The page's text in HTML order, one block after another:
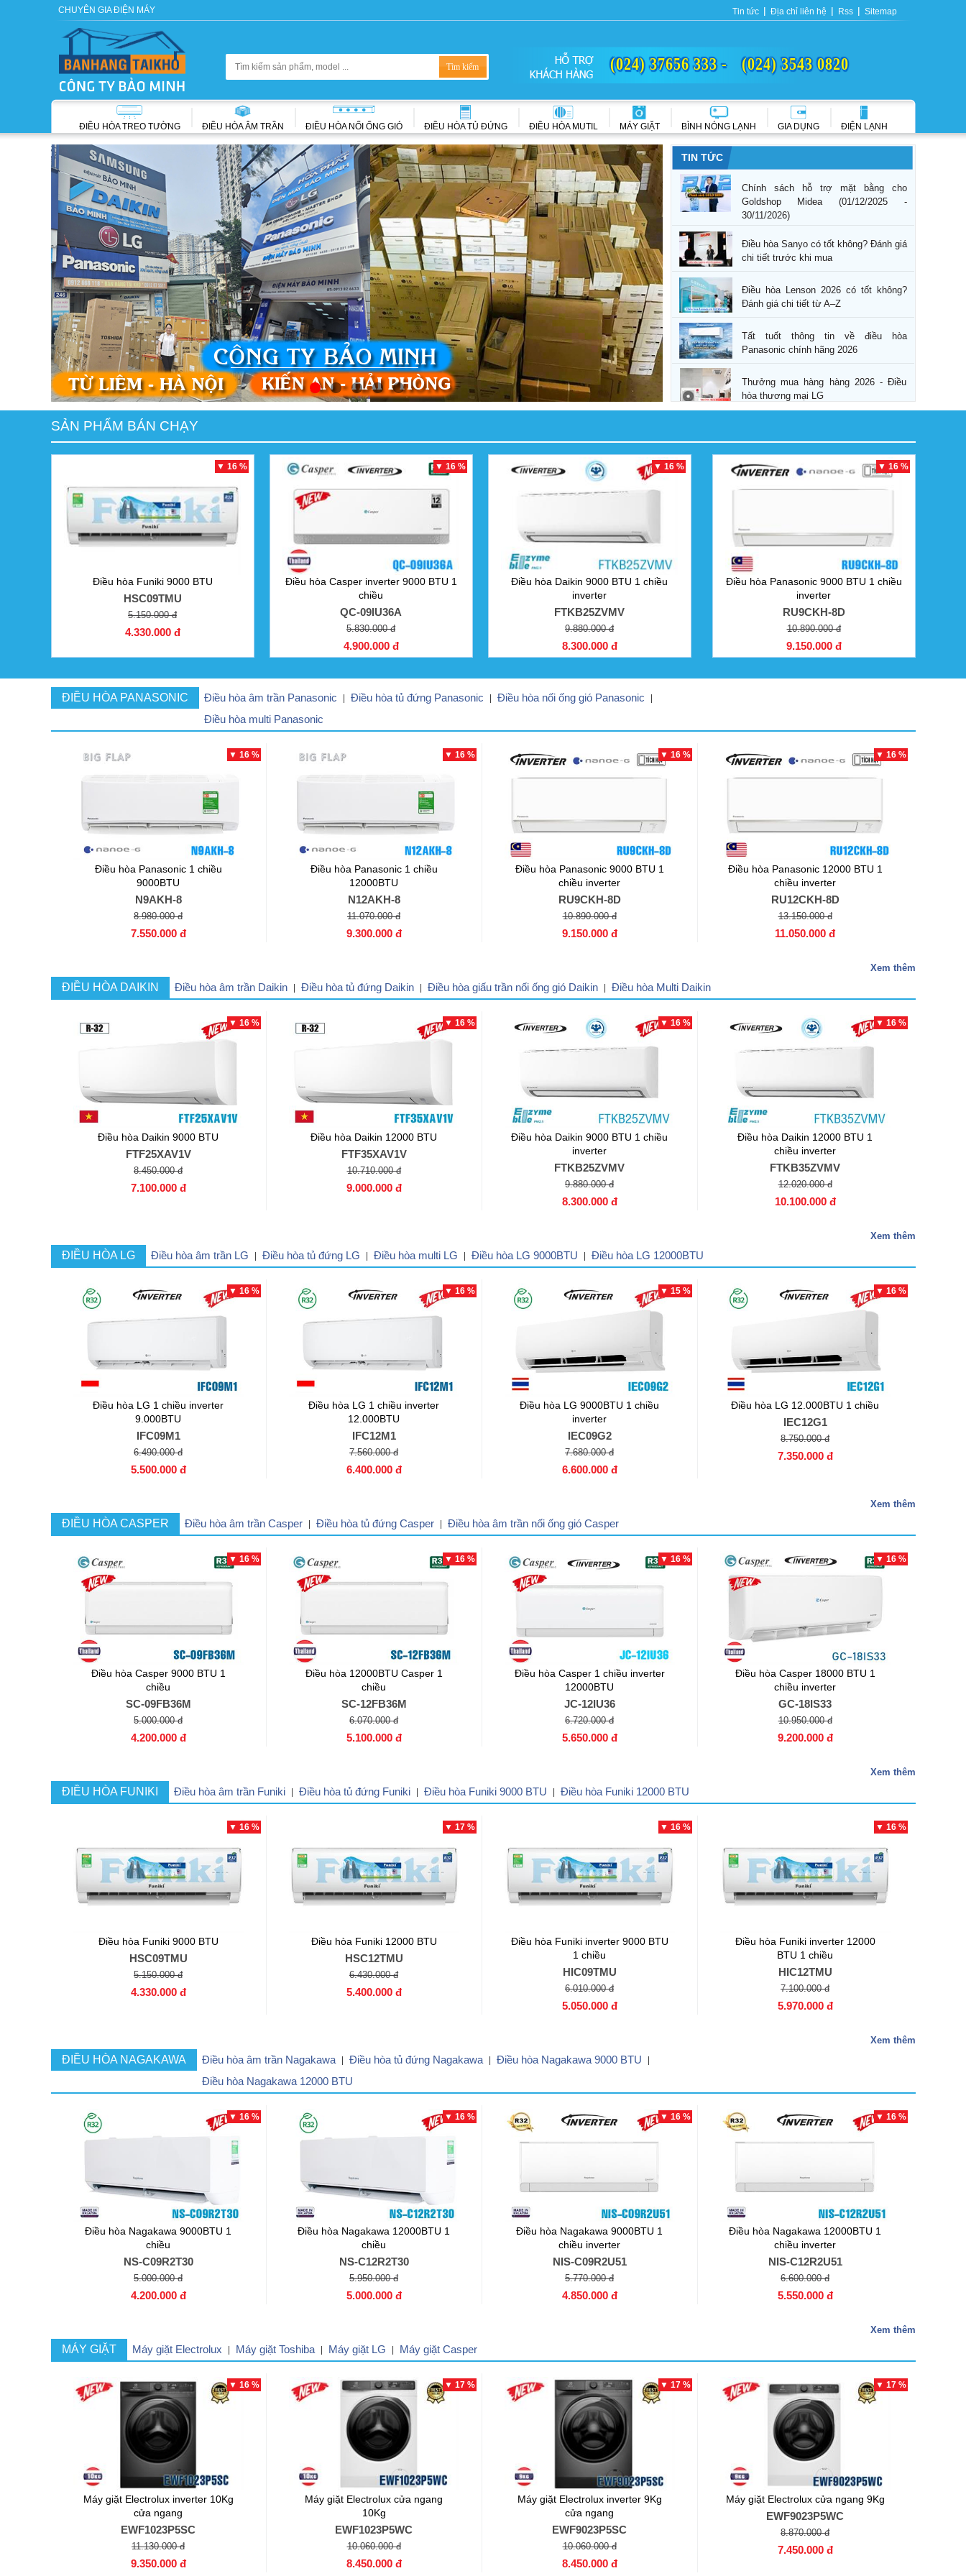
CHUYÊN GIA ĐIỆN MÁY Tin tức Địa chỉ liên hệ Rss Sitemap
(024) 37656 333 - (024) 3543 0820
ĐIỀU HÒA TREO TƯỜNG ĐIỀU HÒA ÂM TRẦN ĐIỀU HÒA NỐI ỐNG GIÓ ĐIỀU HÒA TỦ ĐỨNG ĐIỀU HÒA MUTIL MÁY GIẶT BÌNH NÓNG LẠNH GIA DỤNG ĐIỆN LẠNH
TIN TỨC
Chính sách hỗ trợ mặt bằng cho
Goldshop Midea (01/12/2025 -
30/11/2026)
Điều hòa Sanyo có tốt không? Đánh giá
chi tiết trước khi mua
Điều hòa Lenson 2026 có tốt không?
Đánh giá chi tiết từ A–Z
Tất tuốt thông tin về điều hòa
Panasonic chính hãng 2026
Thưởng mua hàng hàng 2026 - Điều
hòa thương mại LG
SẢN PHẨM BÁN CHẠY
▼ 16 %
Điều hòa Funiki 9000 BTU
HSC09TMU
5.150.000 đ
4.330.000 đ
▼ 16 %
Điều hòa Casper inverter 9000 BTU 1
chiều
QC-09IU36A
5.830.000 đ
4.900.000 đ
▼ 16 %
Điều hòa Daikin 9000 BTU 1 chiều
inverter
FTKB25ZVMV
9.880.000 đ
8.300.000 đ
▼ 16 %
Điều hòa Panasonic 9000 BTU 1 chiều
inverter
RU9CKH-8D
10.890.000 đ
9.150.000 đ
ĐIỀU HÒA PANASONIC Điều hòa âm trần Panasonic Điều hòa tủ đứng Panasonic Điều hòa nối ống gió Panasonic
Điều hòa multi Panasonic
▼ 16 %
Điều hòa Panasonic 1 chiều
9000BTU
N9AKH-8
8.980.000 đ
7.550.000 đ
▼ 16 %
Điều hòa Panasonic 1 chiều
12000BTU
N12AKH-8
11.070.000 đ
9.300.000 đ
▼ 16 %
Điều hòa Panasonic 9000 BTU 1
chiều inverter
RU9CKH-8D
10.890.000 đ
9.150.000 đ
▼ 16 %
Điều hòa Panasonic 12000 BTU 1
chiều inverter
RU12CKH-8D
13.150.000 đ
11.050.000 đ
Xem thêm
ĐIỀU HÒA DAIKIN Điều hòa âm trần Daikin Điều hòa tủ đứng Daikin Điều hòa giấu trần nối ống gió Daikin Điều hòa Multi Daikin
▼ 16 %
Điều hòa Daikin 9000 BTU
FTF25XAV1V
8.450.000 đ
7.100.000 đ
▼ 16 %
Điều hòa Daikin 12000 BTU
FTF35XAV1V
10.710.000 đ
9.000.000 đ
▼ 16 %
Điều hòa Daikin 9000 BTU 1 chiều
inverter
FTKB25ZVMV
9.880.000 đ
8.300.000 đ
▼ 16 %
Điều hòa Daikin 12000 BTU 1
chiều inverter
FTKB35ZVMV
12.020.000 đ
10.100.000 đ
Xem thêm
ĐIỀU HÒA LG Điều hòa âm trần LG Điều hòa tủ đứng LG Điều hòa multi LG Điều hòa LG 9000BTU Điều hòa LG 12000BTU
▼ 16 %
Điều hòa LG 1 chiều inverter
9.000BTU
IFC09M1
6.490.000 đ
5.500.000 đ
▼ 16 %
Điều hòa LG 1 chiều inverter
12.000BTU
IFC12M1
7.560.000 đ
6.400.000 đ
▼ 15 %
Điều hòa LG 9000BTU 1 chiều
inverter
IEC09G2
7.680.000 đ
6.600.000 đ
▼ 16 %
Điều hòa LG 12.000BTU 1 chiều
IEC12G1
8.750.000 đ
7.350.000 đ
Xem thêm
ĐIỀU HÒA CASPER Điều hòa âm trần Casper Điều hòa tủ đứng Casper Điều hòa âm trần nối ống gió Casper
▼ 16 %
Điều hòa Casper 9000 BTU 1
chiều
SC-09FB36M
5.000.000 đ
4.200.000 đ
▼ 16 %
Điều hòa 12000BTU Casper 1
chiều
SC-12FB36M
6.070.000 đ
5.100.000 đ
▼ 16 %
Điều hòa Casper 1 chiều inverter
12000BTU
JC-12IU36
6.720.000 đ
5.650.000 đ
▼ 16 %
Điều hòa Casper 18000 BTU 1
chiều inverter
GC-18IS33
10.950.000 đ
9.200.000 đ
Xem thêm
ĐIỀU HÒA FUNIKI Điều hòa âm trần Funiki Điều hòa tủ đứng Funiki Điều hòa Funiki 9000 BTU Điều hòa Funiki 12000 BTU
▼ 16 %
Điều hòa Funiki 9000 BTU
HSC09TMU
5.150.000 đ
4.330.000 đ
▼ 17 %
Điều hòa Funiki 12000 BTU
HSC12TMU
6.430.000 đ
5.400.000 đ
▼ 16 %
Điều hòa Funiki inverter 9000 BTU
1 chiều
HIC09TMU
6.010.000 đ
5.050.000 đ
▼ 16 %
Điều hòa Funiki inverter 12000
BTU 1 chiều
HIC12TMU
7.100.000 đ
5.970.000 đ
Xem thêm
ĐIỀU HÒA NAGAKAWA Điều hòa âm trần Nagakawa Điều hòa tủ đứng Nagakawa Điều hòa Nagakawa 9000 BTU
Điều hòa Nagakawa 12000 BTU
▼ 16 %
Điều hòa Nagakawa 9000BTU 1
chiều
NS-C09R2T30
5.000.000 đ
4.200.000 đ
▼ 16 %
Điều hòa Nagakawa 12000BTU 1
chiều
NS-C12R2T30
5.950.000 đ
5.000.000 đ
▼ 16 %
Điều hòa Nagakawa 9000BTU 1
chiều inverter
NIS-C09R2U51
5.770.000 đ
4.850.000 đ
▼ 16 %
Điều hòa Nagakawa 12000BTU 1
chiều inverter
NIS-C12R2U51
6.600.000 đ
5.550.000 đ
Xem thêm
MÁY GIẶT Máy giặt Electrolux Máy giặt Toshiba Máy giặt LG Máy giặt Casper
▼ 16 %
Máy giặt Electrolux inverter 10Kg
cửa ngang
EWF1023P5SC
11.130.000 đ
9.350.000 đ
▼ 17 %
Máy giặt Electrolux cửa ngang
10Kg
EWF1023P5WC
10.060.000 đ
8.450.000 đ
▼ 17 %
Máy giặt Electrolux inverter 9Kg
cửa ngang
EWF9023P5SC
10.060.000 đ
8.450.000 đ
▼ 17 %
Máy giặt Electrolux cửa ngang 9Kg
EWF9023P5WC
8.870.000 đ
7.450.000 đ